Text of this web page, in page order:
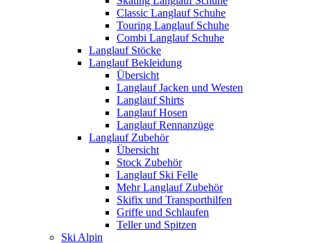
Classic Langlauf Schuhe
Touring Langlauf Schuhe
Combi Langlauf Schuhe
Langlauf Stöcke
Langlauf Bekleidung
Übersicht
Langlauf Jacken und Westen
Langlauf Shirts
Langlauf Hosen
Langlauf Rennanzüge
Langlauf Zubehör
Übersicht
Stock Zubehör
Langlauf Ski Felle
Mehr Langlauf Zubehör
Skifix und Transporthilfen
Griffe und Schlaufen
Teller und Spitzen
Ski Alpin